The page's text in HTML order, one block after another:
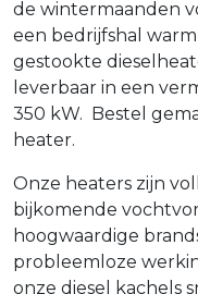
de wintermaanden
een bedrijfshal
gestookte
leverbaar in een
350 kW. Bestel
heater.
Onze heaters zijn
bijkomende
hoogwaardige
probleemloze
onze diesel kachels